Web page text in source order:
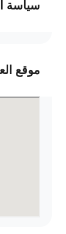
سياسة
موقع